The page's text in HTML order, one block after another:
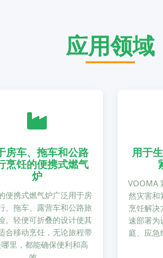
应用领域
房车、拖车和公路
烹饪的便携式燃气
炉
便携式燃气炉广泛用于房
、拖车、露营车和公路旅
。轻便可折叠的设计使其
合移动烹饪，无论旅程带
里，都能确保便利和高
用于
VOOMA
然灾害和
烹饪解决
速部署为
庭、应急